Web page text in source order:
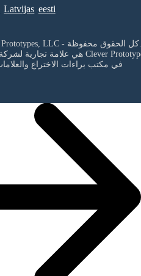
Latvijas eesti
© 2026 - Clever Prototypes, LLC - كل الحقوق محفوظة.
StoryboardThat هي علامة تجارية لشركة Clever